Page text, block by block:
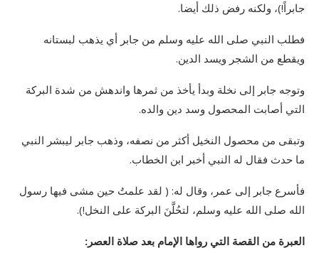
جابراً!)، ولكنه رفض ذلك أيضا.
فطلب النبي صلى الله عليه وسلم من جابر أي يذهب لبستانه
ويقطع من الشجر ويسد الدين.
وتوجه جابر إلى نخلة وبدأ يأخذ من ثمرها واندهش من شدة البركة
التي أصابت المحصول وسد دين والده.
وتبقى من محصول النخيل أكثر من نصفه، وذهب جابر ليبشر النبي
ما حدث فقال له النبي أخبر ابن الخطاب.
فأسرع جابر إلى عمر، وقال له: ( لقد علمتُ حين مشى فيها رسول
الله صلى الله عليه وسلم، لتحُلَّنَ البركة على النخل!).
العبرة من القصة التي رواها الإمام بعد صلاة العصر: